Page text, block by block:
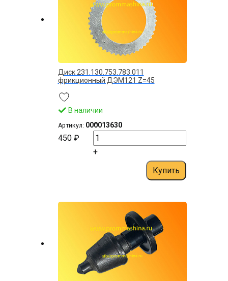
Диск 231.130.753.783.011
фрикционный ДЭМ121 Z=45
В наличии
Артикул: 000013630
450 ₽
–
+
Купить